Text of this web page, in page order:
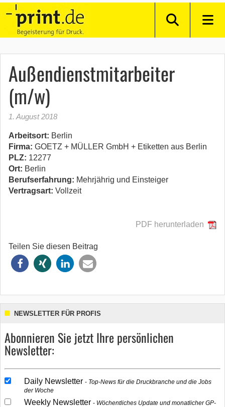
Außendienstmitarbeiter
(m/w)
1. August 2018
Arbeitsort: Berlin
Firma: GOETZ + MÜLLER GmbH + Etiketten aus Berlin
PLZ: 12277
Ort: Berlin
Berufserfahrung: Mehrjährig und Einsteiger
Vertragsart: Vollzeit
PDF herunterladen
Teilen Sie diesen Beitrag
NEWSLETTER FÜR PROFIS
Abonnieren Sie jetzt Ihre persönlichen
Newsletter:
Daily Newsletter
Top-News für die Druckbranche und die Jobs
der Woche
Weekly Newsletter
Wöchentliches Update und monatlicher GP-